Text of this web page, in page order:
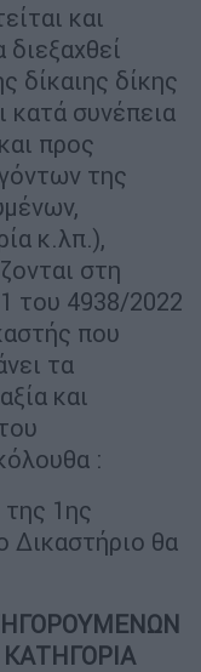
και
δίκαιης δίκης
κατά συνέπεια
προς
της
κ.λπ.),
στη
του 4938/2022
που
τα
και
:
1ης
Δικαστήριο θα